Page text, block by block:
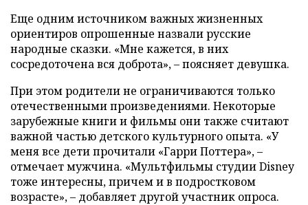
Еще одним источником важных жизненных
ориентиров опрошенные назвали русские
народные сказки. «Мне кажется, в них
сосредоточена вся доброта», – поясняет девушка.
При этом родители не ограничиваются только
отечественными произведениями. Некоторые
зарубежные книги и фильмы они также считают
важной частью детского культурного опыта. «У
меня все дети прочитали «Гарри Поттера», –
отмечает мужчина. «Мультфильмы студии Disney
тоже интересны, причем и в подростковом
возрасте», – добавляет другой участник опроса.